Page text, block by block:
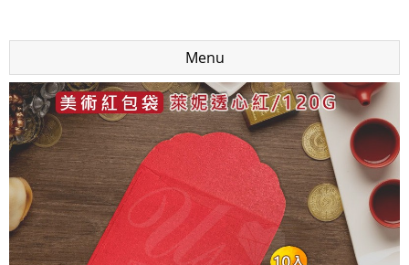
Menu